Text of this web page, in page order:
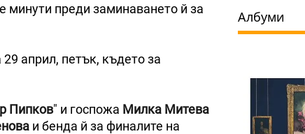
минути преди заминаването й за
април, петък, където за
Пипков" и госпожа Милка Митева
и бенда й за финалите на
Албуми